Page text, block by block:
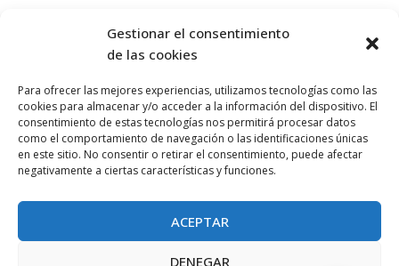
Gestionar el consentimiento
de las cookies
Para ofrecer las mejores experiencias, utilizamos tecnologías como las
cookies para almacenar y/o acceder a la información del dispositivo. El
consentimiento de estas tecnologías nos permitirá procesar datos
como el comportamiento de navegación o las identificaciones únicas
en este sitio. No consentir o retirar el consentimiento, puede afectar
negativamente a ciertas características y funciones.
ACEPTAR
DENEGAR
Información
Condiciones de compra
Política de devoluciones y reembolsos
Política de cookies
Síganos en nuestras RRSS
a - i n